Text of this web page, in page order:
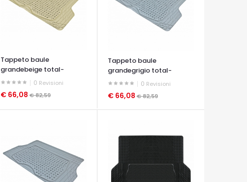
Tappeto baule
grandebeige total-
protection0 Revisioni
€ 66,08 € 82,59
Tappeto baule
grandegrigio total-
protection0 Revisioni
€ 66,08€ 82,59
OCCHIATA VELOCE